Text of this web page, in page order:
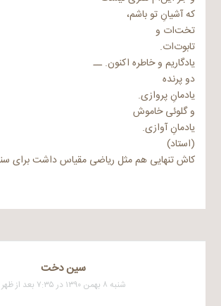
که‌ ‌آشیان‌ِ تو باشم‌،
تخت‌‌ات‌ و
تابوت‌‌ات‌.
یادگاریم‌ و خاطره‌ ‌اکنون‌. ــ
دو پرنده‌
یادمان‌ِ پرو‌از‌ى‌.
و گلوئى‌ خاموش‌
یادمان‌ِ ‌آو‌از‌ى‌.
(استاد)
کاش تنهایی هم مثل ریاضی مقیاس داشت برای
سین دخت
شنبه ۸ بهمن ۱۳۹۰ در ۷:۳۵ بعد از ظهر